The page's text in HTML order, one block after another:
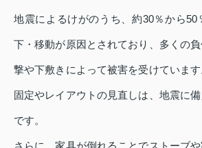
地震によるけがのうち、約30％から50
下・移動が原因とされており、多くの
撃や下敷きによって被害を受けていま
固定やレイアウトの見直しは、地震に
です。
さらに、家具が倒れることでストーブ